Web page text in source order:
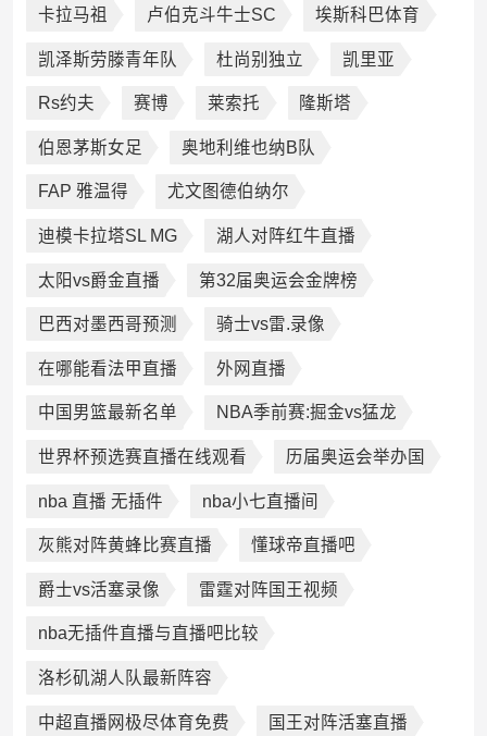
卡拉马祖 卢伯克斗牛士SC 埃斯科巴体育
凯泽斯劳滕青年队 杜尚别独立 凯里亚
Rs约夫 赛博 莱索托 隆斯塔
伯恩茅斯女足 奥地利维也纳B队
FAP 雅温得 尤文图德伯纳尔
迪模卡拉塔SL MG 湖人对阵红牛直播
太阳vs爵金直播 第32届奥运会金牌榜
巴西对墨西哥预测 骑士vs雷.录像
在哪能看法甲直播 外网直播
中国男篮最新名单 NBA季前赛:掘金vs猛龙
世界杯预选赛直播在线观看 历届奥运会举办国
nba 直播 无插件 nba小七直播间
灰熊对阵黄蜂比赛直播 懂球帝直播吧
爵士vs活塞录像 雷霆对阵国王视频
nba无插件直播与直播吧比较
洛杉矶湖人队最新阵容
中超直播网极尽体育免费 国王对阵活塞直播